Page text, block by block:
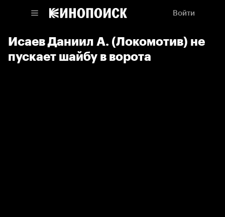
Войти
Исаев Даниил А. (Локомотив) не
пускает шайбу в ворота